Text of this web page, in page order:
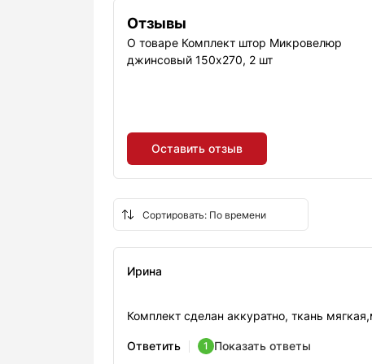
Отзывы
О товаре Комплект штор Микровелюр
джинсовый 150х270, 2 шт
Оставить отзыв
Ирина
Комплект сделан аккуратно, ткань
Ответить 1 Показать ответы